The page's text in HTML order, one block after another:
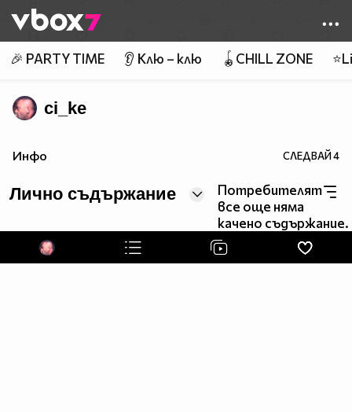
👾
🎉 PARTY TIME 👂 Клю – клю 🪀CHILL ZONE
ci_ke
Инфо СЛЕДВАЙ4
Лично съдържание
Потребителят
все още няма
качено съдържание.